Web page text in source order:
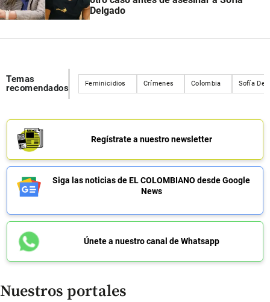
Delgado
Temas
recomendados
Feminicidios Crímenes Colombia Sofía
Regístrate a nuestro newsletter
Siga las noticias de EL COLOMBIANO desde Google
News
Únete a nuestro canal de Whatsapp
Nuestros portales